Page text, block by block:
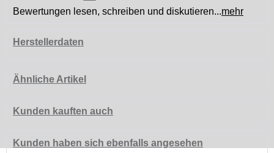
Bewertungen lesen, schreiben und diskutieren...mehr
Herstellerdaten
Ähnliche Artikel
Kunden kauften auch
Kunden haben sich ebenfalls angesehen